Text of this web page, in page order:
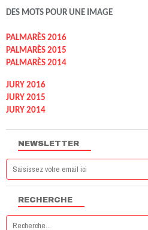
NEWSLETTER
RECHERCHE
DES MOTS POUR UNE IMAGE
PALMARÈS 2016
PALMARÈS 2015
PALMARÈS 2014
JURY 2016
JURY 2015
JURY 2014